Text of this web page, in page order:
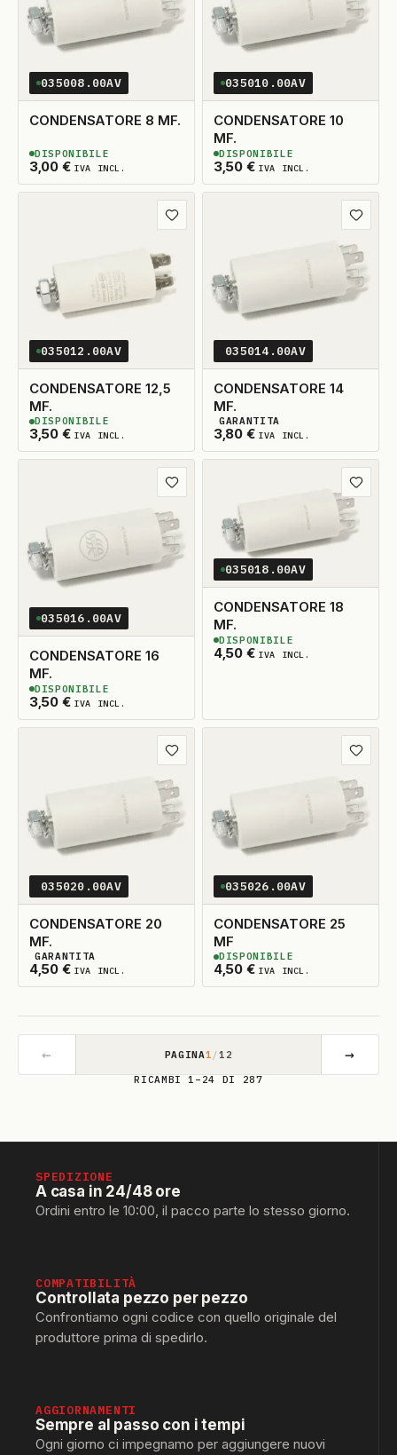
035008.00AV
CONDENSATORE 8 MF.
3,00 € IVA INCL.
2DISPONIBILI
DISPONIBILE
035010.00AV
CONDENSATORE 10
MF.
3,50 € IVA INCL.
2DISPONIBILI
DISPONIBILE
Aggiungi ai preferiti
035012.00AV
CONDENSATORE 12,5
MF.
3,50 € IVA INCL.
2DISPONIBILI
DISPONIBILE
035014.00AV
CONDENSATORE 14
MF.
3,80 € IVA INCL.
2DISPONIBILI
GARANTITA
Aggiungi ai preferiti
035016.00AV
CONDENSATORE 16
MF.
3,50 € IVA INCL.
2DISPONIBILI
DISPONIBILE
035018.00AV
CONDENSATORE 18
MF.
4,50 € IVA INCL.
2DISPONIBILI
DISPONIBILE
Aggiungi ai preferiti
035020.00AV
CONDENSATORE 20
MF.
4,50 € IVA INCL.
2DISPONIBILI
GARANTITA
035026.00AV
CONDENSATORE 25
MF
4,50 € IVA INCL.
2DISPONIBILI
DISPONIBILE
← PAGINA1 /12 →
RICAMBI 1–24 DI 287
SPEDIZIONE
A casa in 24/48 ore
Ordini entro le 10:00, il pacco parte lo stesso giorno.
COMPATIBILITÀ
Controllata pezzo per pezzo
Confrontiamo ogni codice con quello originale del
produttore prima di spedirlo.
AGGIORNAMENTI
Sempre al passo con i tempi
Ogni giorno ci impegnamo per aggiungere nuovi